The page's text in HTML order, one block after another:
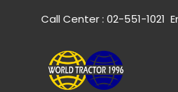
Call Center : 02-551-1021